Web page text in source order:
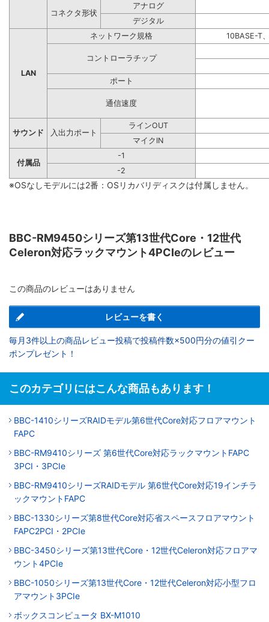
コネクタ形状
アナログ
デジタル
LAN
ネットワーク規格 10BASE-T
コントローラチップ
ポート
通信速度
サウンド 入出力ポート
ラインOUT
マイクIN
付属品
-1
-2
※OSなしモデルには2番：OSリカバリディスクは付属しません。
BBC-RM9450シリーズ第13世代Core・12世代
Celeron対応ラックマウント4PCIeのレビュー
この商品のレビューはありません
レビューを書く
毎月3件以上の商品レビュー投稿で投稿件数×500円分の値引クー
ポンプレゼント！
このカテゴリにはこんな商品もあります！
BBC-1410シリーズRAIDモデル第6世代Core対応フロアマウント
FAPC
BBC-RM9410シリーズ 第6世代Core対応ラックマウントFAPC
3PCI・3PCIe
BBC-RM9410シリーズRAIDモデル 第6世代Core対応19インチラ
ックマウントFAPC
BBC-1330シリーズ第8世代Core対応省スペースフロアマウント
FAPC2PCI・2PCIe
BBC-3450シリーズ第13世代Core・12世代Celeron対応フロアマ
ウント4PCIe
BBC-1050シリーズ第13世代Core・12世代Celeron対応小型フロ
アマウント3PCIe
ボックスコンピュータ BX-M1010